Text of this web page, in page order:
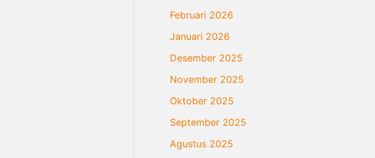
Februari 2026
Januari 2026
Desember 2025
November 2025
Oktober 2025
September 2025
Agustus 2025